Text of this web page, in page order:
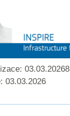
03.03.20268
03.03.2026